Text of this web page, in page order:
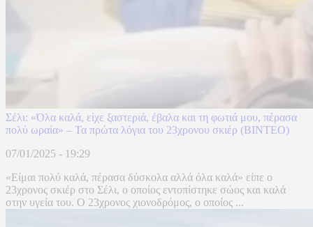
Σέλι: «Όλα καλά, είχε ξαστεριά, έβαλα και τη φωτιά μου, πέρασα
πολύ ωραία» – Τα πρώτα λόγια του 23χρονου σκιέρ (ΒΙΝΤΕΟ)
07/01/2025 - 19:29
«Είμαι πολύ καλά, πέρασα δύσκολα αλλά όλα καλά» είπε ο
23χρονος σκιέρ στο Σέλι, ο οποίος εντοπίστηκε σώος και καλά
στην υγεία του. Ο 23χρονος χιονοδρόμος, ο οποίος ...